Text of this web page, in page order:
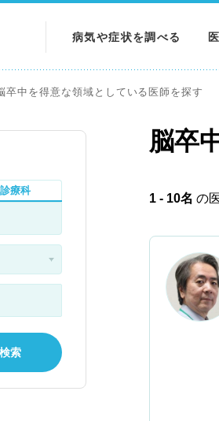
病気や症状を調べる
卒中を得意な領域としている医師を探す
脳卒
1 - 10名 の
診療科
索